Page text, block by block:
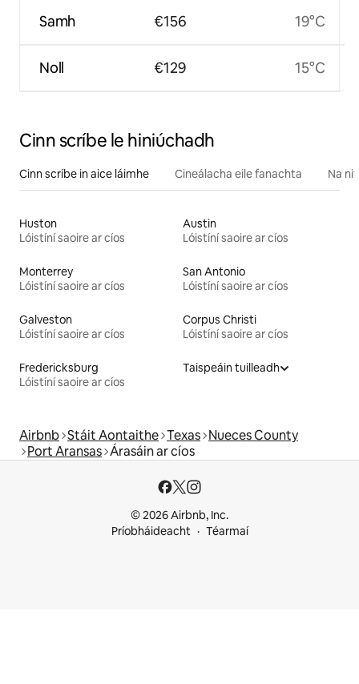
Samh
Noll
€156
€129
19°C
15°C
Cinn scríbe le hiniúchadh
Cinn scríbe in aice láimhe Cineálacha eile fanachta Na
Huston
Lóistíní saoire ar cíos
Austin
Lóistíní saoire ar cíos
Monterrey
Lóistíní saoire ar cíos
San Antonio
Lóistíní saoire ar cíos
Galveston
Lóistíní saoire ar cíos
Corpus Christi
Lóistíní saoire ar cíos
Fredericksburg
Lóistíní saoire ar cíos
Taispeáin tuilleadh
Airbnb Stáit Aontaithe Texas Nueces County
Port Aransas Árasáin ar cíos
© 2026 Airbnb, Inc.
Príobháideacht
Téarmaí